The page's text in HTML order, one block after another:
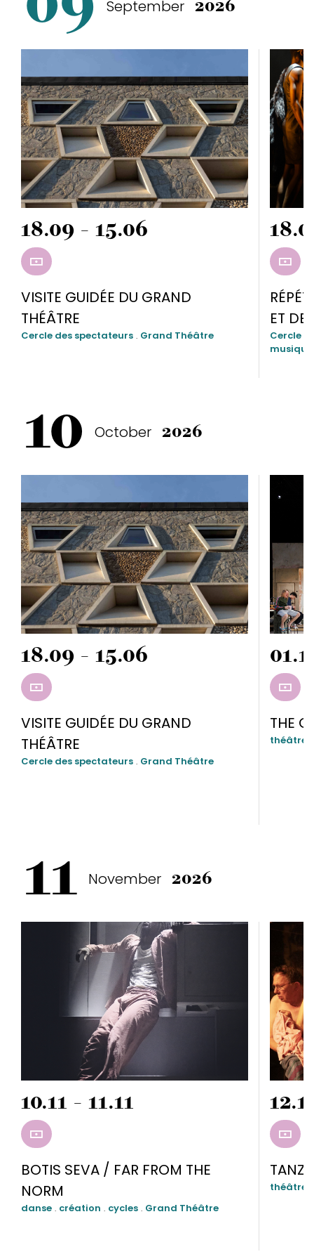
September 2026
18.09 - 15.06
RÉSERVER
VISITE GUIDÉE DU GRAND
THÉÂTRE
Cercle des spectateurs . Grand Théâtre
ET
Cercle
musique
10 October 2026
18.09 - 15.06
RÉSERVER
VISITE GUIDÉE DU GRAND
THÉÂTRE
Cercle des spectateurs . Grand Théâtre
THE
théâtre
11 November 2026
10.11 - 11.11
RÉSERVER
BOTIS SEVA / FAR FROM THE
NORM
danse . création . cycles . Grand Théâtre
théâtre